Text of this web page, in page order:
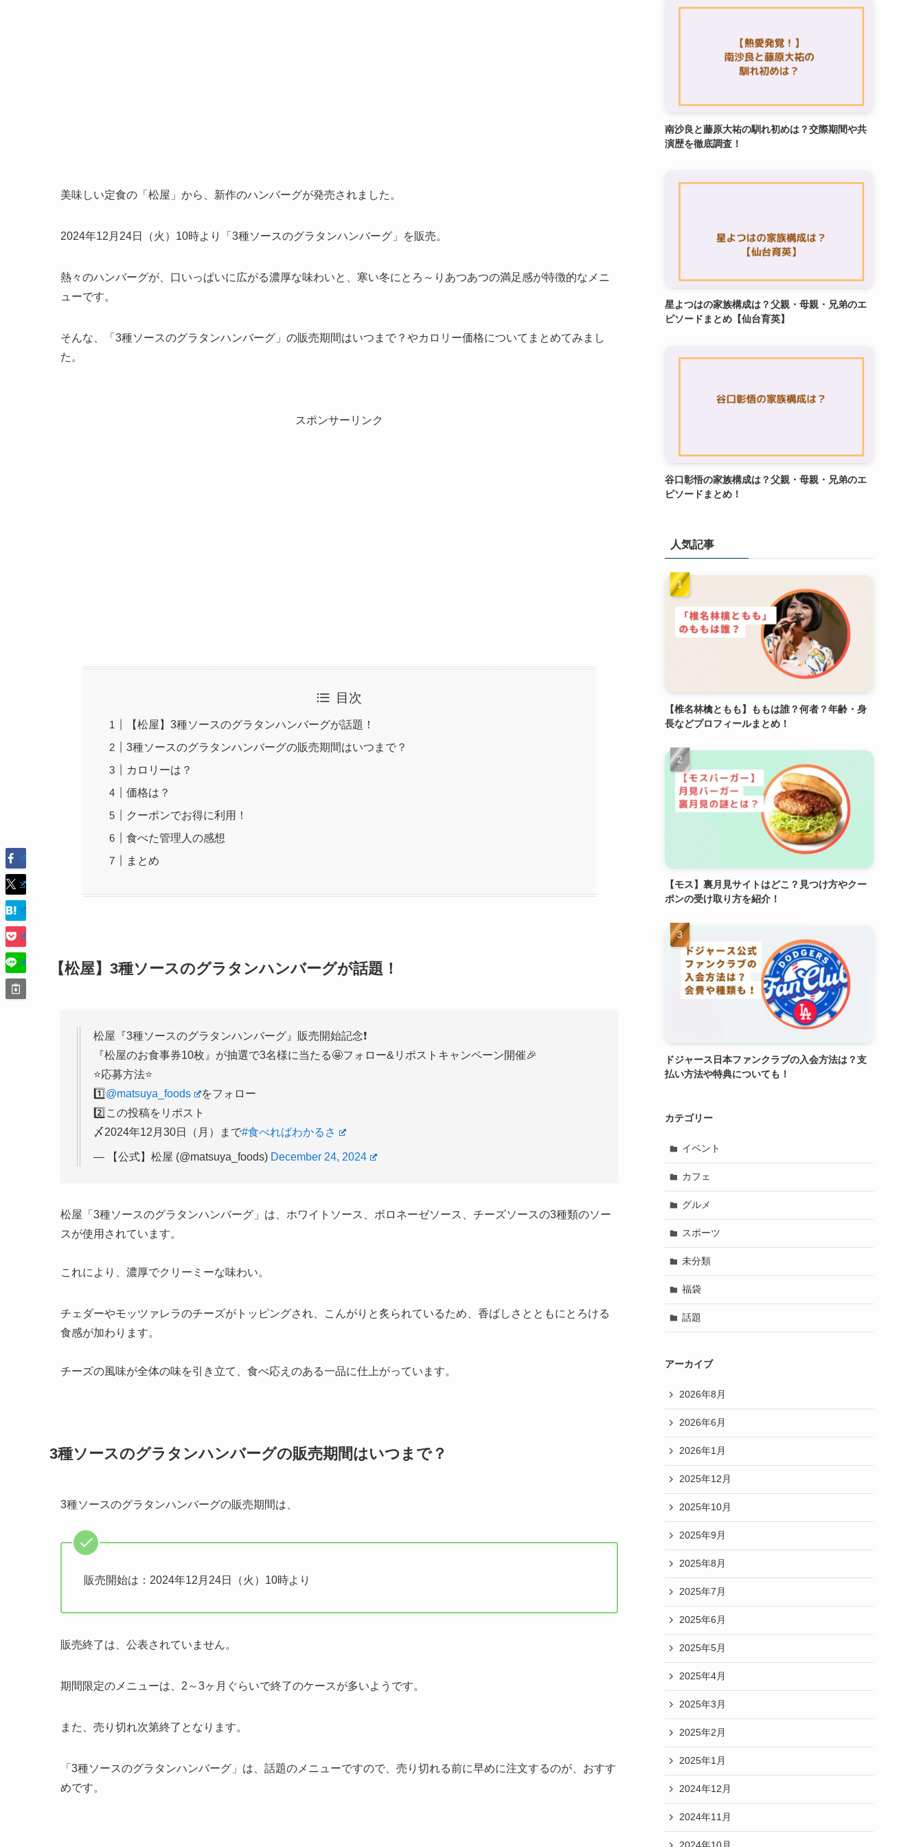
美味しい定食の「松屋」から、新作のハンバーグが発売されました。
2024年12月24日（火）10時より「3種ソースのグラタンハンバーグ」を販売。
熱々のハンバーグが、口いっぱいに広がる濃厚な味わいと、寒い冬にとろ～りあつあつの満足感が特徴的なメニ
ューです。
そんな、「3種ソースのグラタンハンバーグ」の販売期間はいつまで？やカロリー価格についてまとめてみまし
た。
スポンサーリンク
目次
【松屋】3種ソースのグラタンハンバーグが話題！
3種ソースのグラタンハンバーグの販売期間はいつまで？
カロリーは？
価格は？
クーポンでお得に利用！
食べた管理人の感想
まとめ
【松屋】3種ソースのグラタンハンバーグが話題！
松屋『3種ソースのグラタンハンバーグ』販売開始記念❗
『松屋のお食事券10枚』が抽選で3名様に当たる🤩フォロー&リポストキャンペーン開催🎉
⭐️応募方法⭐️
1️⃣ @matsuya_foods
をフォロー
2️⃣この投稿をリポスト
〆2024年12月30日（月）まで#食べればわかるさ
— 【公式】松屋 (@matsuya_foods) December 24, 2024
松屋「3種ソースのグラタンハンバーグ」は、ホワイトソース、ボロネーゼソース、チーズソースの3種類のソー
スが使用されています。
これにより、濃厚でクリーミーな味わい。
チェダーやモッツァレラのチーズがトッピングされ、こんがりと炙られているため、香ばしさとともにとろける
食感が加わります。
チーズの風味が全体の味を引き立て、食べ応えのある一品に仕上がっています。
3種ソースのグラタンハンバーグの販売期間はいつまで？
3種ソースのグラタンハンバーグの販売期間は、
販売開始は：2024年12月24日（火）10時より
販売終了は、公表されていません。
期間限定のメニューは、2～3ヶ月ぐらいで終了のケースが多いようです。
また、売り切れ次第終了となります。
「3種ソースのグラタンハンバーグ」は、話題のメニューですので、売り切れる前に早めに注文するのが、おすす
めです。
南沙良と藤原大祐の馴れ初めは？交際期間や共
演歴を徹底調査！
星よつはの家族構成は？父親・母親・兄弟のエ
ピソードまとめ【仙台育英】
谷口彰悟の家族構成は？父親・母親・兄弟のエ
ピソードまとめ！
人気記事
【椎名林檎ともも】ももは誰？何者？年齢・身
長などプロフィールまとめ！
【モス】裏月見サイトはどこ？見つけ方やクー
ポンの受け取り方を紹介！
ドジャース日本ファンクラブの入会方法は？支
払い方法や特典についても！
カテゴリー
イベント
カフェ
グルメ
スポーツ
未分類
福袋
話題
アーカイブ
2026年8月
2026年6月
2026年1月
2025年12月
2025年10月
2025年9月
2025年8月
2025年7月
2025年6月
2025年5月
2025年4月
2025年3月
2025年2月
2025年1月
2024年12月
2024年11月